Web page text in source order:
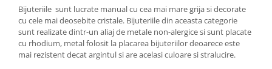
Cadouri pentru Doctori
Cadouri pentru Sfânta Maria
Martisoare
Bijuteriile sunt lucrate manual cu cea mai mare grija si decorate
cu cele mai deosebite cristale. Bijuteriile din aceasta categorie
sunt realizate dintr-un aliaj de metale non-alergice si sunt placate
cu rhodium, metal folosit la placarea bijuteriilor deoarece este
mai rezistent decat argintul si are acelasi culoare si stralucire.